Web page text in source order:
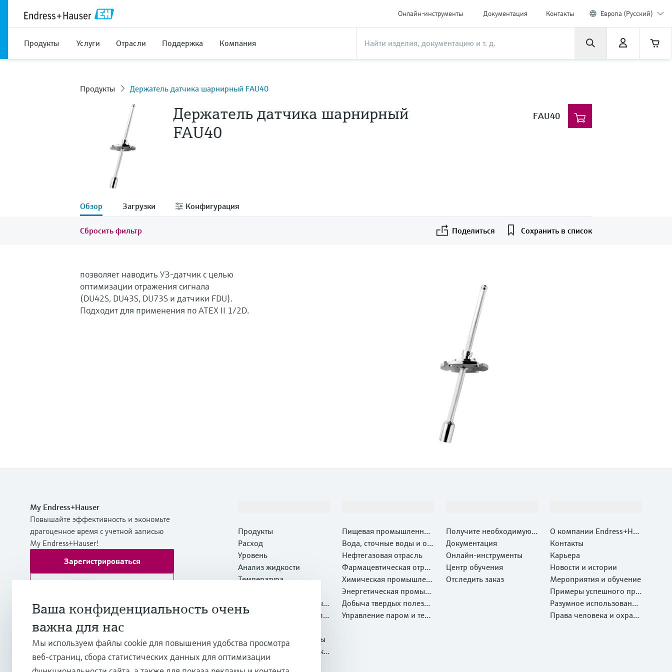
Онлайн-инструменты Документация Контакты Европа (Русский)
Продукты Услуги Отрасли Поддержка Компания
Продукты Держатель датчика шарнирный FAU40
Держатель датчика шарнирный
FAU40
FAU40
Обзор Загрузки Конфигурация
Сбросить фильтр Поделиться Сохранить в список
позволяет наводить УЗ-датчик с целью
оптимизации отражения сигнала
(DU42S, DU43S, DU73S и датчики FDU).
Подходит для применения по ATEX II 1/2D.
My Endress+Hauser
Повышайте эффективность и экономьте
драгоценное время с учетной записью
My Endress+Hauser!
Зарегистрироваться
Дополнительная информация
Endress+Hauser International Europe
Хорватия
+385 1 6591 783
Продукты
Расход
Уровень
Анализ жидкости
Температура
Системные компоненты и
регистраторы
Оптический метод анали
Программные продукты
Рекомендуемые продукт
ы
Онлайн-инструменты
Пищевая промышленнос
ть
Вода, сточные воды и отх
оды
Нефтегазовая отрасль
Фармацевтическая отрас
ль
Химическая промышлен
ность
Энергетическая промыш
ленность
Добыча твердых полезны
х ископаемых и Металлу
Управление паром и техн
Получите необходимую п
оддержку быстро!
Документация
Онлайн-инструменты
Центр обучения
Отследить заказ
О компании Endress+Hau
ser
Контакты
Карьера
Новости и истории
Мероприятия и обучение
Примеры успешного при
менения
Разумное использование
ресурсов
Права человека и охрана
Ваша конфиденциальность очень
важна для нас
Мы используем файлы cookie для повышения удобства просмотра
веб-страниц, сбора статистических данных для оптимизации